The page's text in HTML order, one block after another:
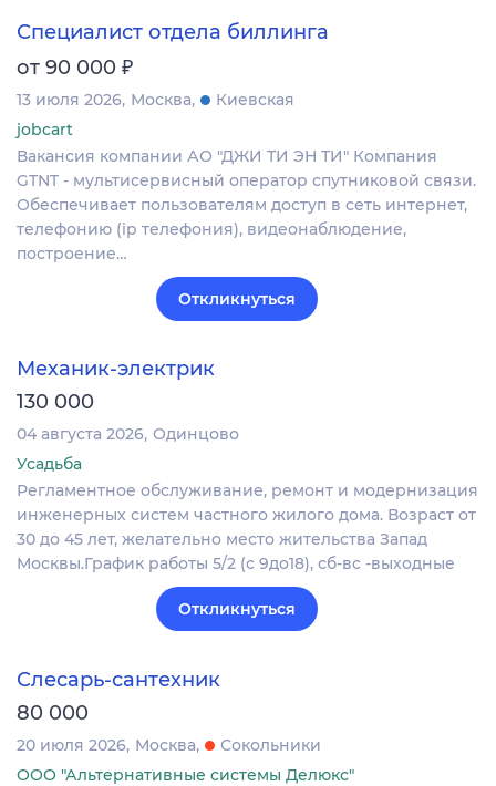
Специалист отдела биллинга
от 90 000 ₽
13 июля 2026 Москва
Киевская
jobcart
Вакансия компании АО "ДЖИ ТИ ЭН ТИ" Компания
GTNT - мультисервисный оператор спутниковой связи.
Обеспечивает пользователям доступ в сеть интернет,
телефонию (ip телефония), видеонаблюдение,
построение…
Откликнуться
Механик-электрик
130 000
04 августа 2026 Одинцово
Усадьба
Регламентное обслуживание, ремонт и модернизация
инженерных систем частного жилого дома. Возраст от
30 до 45 лет, желательно место жительства Запад
Москвы.График работы 5/2 (с 9до18), сб-вс -выходные
Откликнуться
Слесарь-сантехник
80 000
20 июля 2026 Москва
Сокольники
ООО "Альтернативные системы Делюкс"